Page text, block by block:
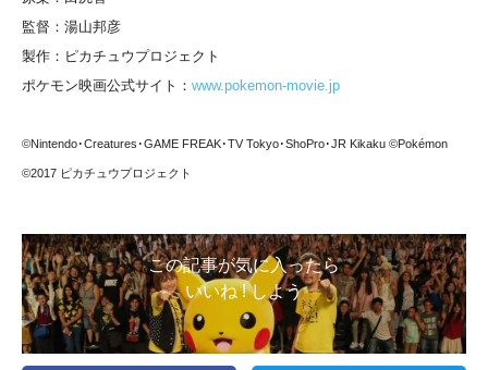
監督：湯山邦彦
製作：ピカチュウプロジェクト
ポケモン映画公式サイト： www.pokemon-movie.jp
©Nintendo･Creatures･GAME FREAK･TV Tokyo･ShoPro･JR Kikaku ©Pokémon
©2017 ピカチュウプロジェクト
この記事が気に入ったら
いいね ! しよう